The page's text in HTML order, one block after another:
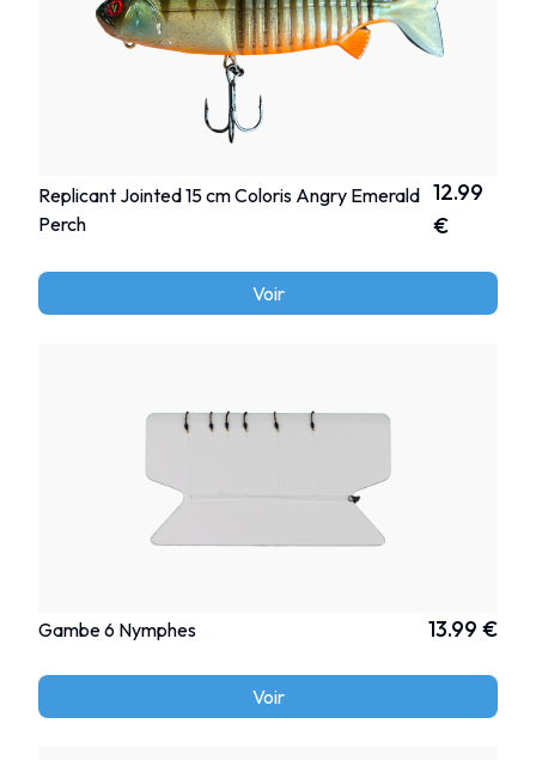
Replicant Jointed 15 cm Coloris Angry Emerald
Perch
12.99
€
Voir
Gambe 6 Nymphes 13.99 €
Voir